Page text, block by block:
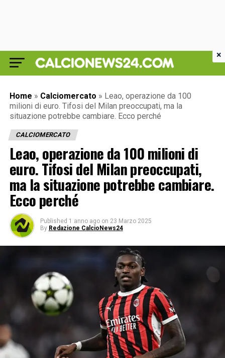
Home » Calciomercato » Leao, operazione da 100
milioni di euro. Tifosi del Milan preoccupati, ma la
situazione potrebbe cambiare. Ecco perché
CALCIOMERCATO
Leao, operazione da 100 milioni di
euro. Tifosi del Milan preoccupati,
ma la situazione potrebbe cambiare.
Ecco perché
Published 1 anno ago on 23 Marzo 2025
By Redazione CalcioNews24
×